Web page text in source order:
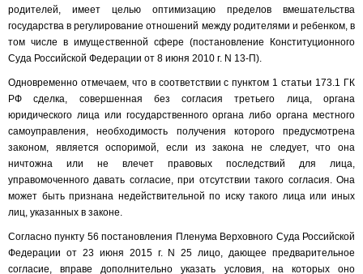
родителей, имеет целью оптимизацию пределов вмешательства
государства в регулирование отношений между родителями и ребенком, в
том числе в имущественной сфере (постановление Конституционного
Суда Российской Федерации от 8 июня 2010 г. N 13-П).
Одновременно отмечаем, что в соответствии с пунктом 1 статьи 173.1 ГК
РФ сделка, совершенная без согласия третьего лица, органа
юридического лица или государственного органа либо органа местного
самоуправления, необходимость получения которого предусмотрена
законом, является оспоримой, если из закона не следует, что она
ничтожна или не влечет правовых последствий для лица,
управомоченного давать согласие, при отсутствии такого согласия. Она
может быть признана недействительной по иску такого лица или иных
лиц, указанных в законе.
Согласно пункту 56 постановления Пленума Верховного Суда Российской
Федерации от 23 июня 2015 г. N 25 лицо, дающее предварительное
согласие, вправе дополнительно указать условия, на которых оно